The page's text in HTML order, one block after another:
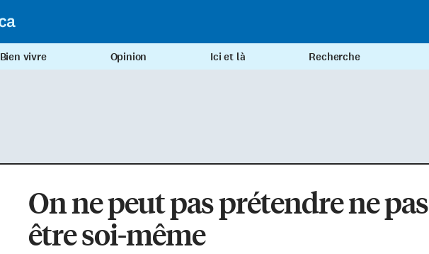
Bien vivre Opinion Ici et là Recherche
On ne peut pas prétendre ne pas
être soi-même